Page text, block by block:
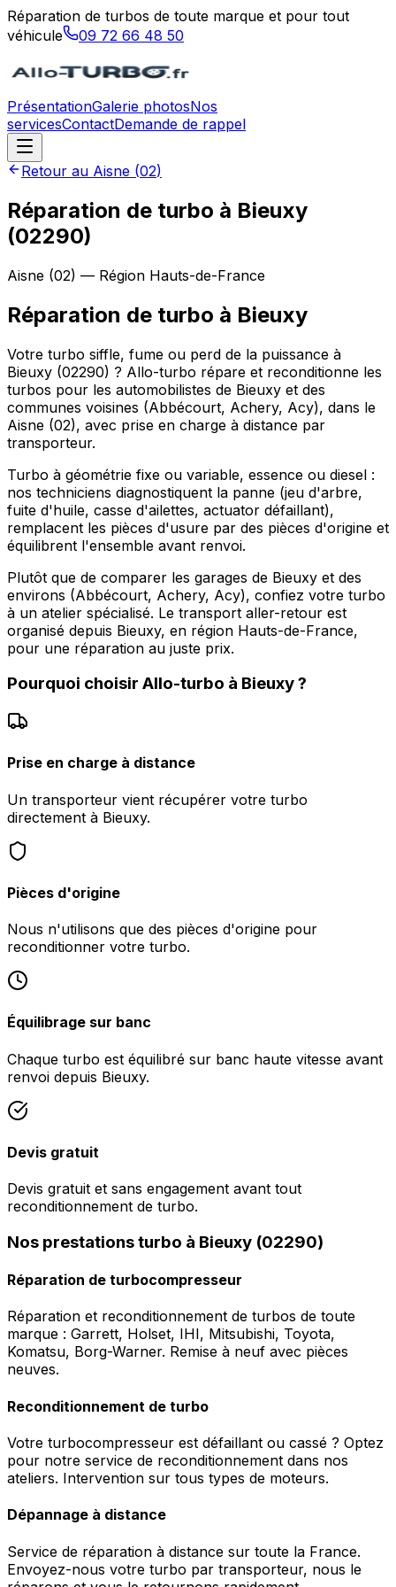
Réparation de turbos de toute marque et pour tout
véhicule
09 72 66 48 50
PrésentationGalerie photosNos
servicesContactDemande de rappel
Retour au Aisne (02)
Réparation de turbo à Bieuxy
(02290)
Aisne (02) — Région Hauts-de-France
Réparation de turbo à Bieuxy
Votre turbo siffle, fume ou perd de la puissance à
Bieuxy (02290) ? Allo-turbo répare et reconditionne les
turbos pour les automobilistes de Bieuxy et des
communes voisines (Abbécourt, Achery, Acy), dans le
Aisne (02), avec prise en charge à distance par
transporteur.
Turbo à géométrie fixe ou variable, essence ou diesel :
nos techniciens diagnostiquent la panne (jeu d'arbre,
fuite d'huile, casse d'ailettes, actuator défaillant),
remplacent les pièces d'usure par des pièces d'origine et
équilibrent l'ensemble avant renvoi.
Plutôt que de comparer les garages de Bieuxy et des
environs (Abbécourt, Achery, Acy), confiez votre turbo
à un atelier spécialisé. Le transport aller-retour est
organisé depuis Bieuxy, en région Hauts-de-France,
pour une réparation au juste prix.
Pourquoi choisir Allo-turbo à Bieuxy?
Prise en charge à distance
Un transporteur vient récupérer votre turbo
directement à Bieuxy.
Pièces d'origine
Nous n'utilisons que des pièces d'origine pour
reconditionner votre turbo.
Équilibrage sur banc
Chaque turbo est équilibré sur banc haute vitesse avant
renvoi depuis Bieuxy.
Devis gratuit
Devis gratuit et sans engagement avant tout
reconditionnement de turbo.
Nos prestations turbo à Bieuxy (02290)
Réparation de turbocompresseur
Réparation et reconditionnement de turbos de toute
marque : Garrett, Holset, IHI, Mitsubishi, Toyota,
Komatsu, Borg-Warner. Remise à neuf avec pièces
neuves.
Reconditionnement de turbo
Votre turbocompresseur est défaillant ou cassé ? Optez
pour notre service de reconditionnement dans nos
ateliers. Intervention sur tous types de moteurs.
Dépannage à distance
Service de réparation à distance sur toute la France.
Envoyez-nous votre turbo par transporteur, nous le